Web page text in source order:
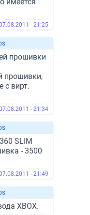
- 21:25
прошивки
прошивки,
с вирт.
- 21:34
SLIM
- 3500
- 21:49
XBOX.